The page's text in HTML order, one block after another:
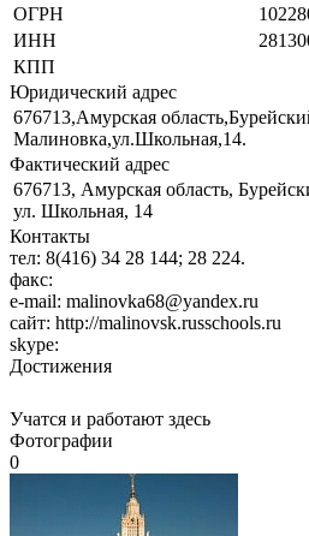
ОГРН
ИНН
КПП
Юридический адрес
676713,Амурская
Малиновка,ул.Школьная,14.
Фактический адрес
676713, Амурская область,
ул. Школьная, 14
Контакты
тел: 8(416) 34 28 144; 28 224.
факс:
e-mail: malinovka68@yandex.ru
сайт: http://malinovsk.russchools.ru
skype:
Достижения
Учатся и работают здесь
Фотографии
0